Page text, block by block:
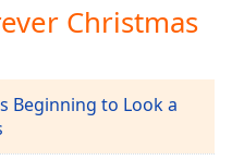
Christmas
Beginning to Look a